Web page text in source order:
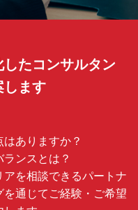
たコンサルタン
します
ありますか？
ンスとは？
を相談できるパートナ
通じてご経験・ご希望